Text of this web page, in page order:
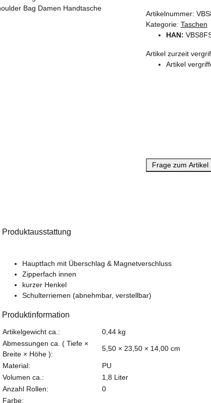
Artikelnummer:
Kategorie: Taschen
HAN:
Artikel zurzeit
Artikel
Frage zum Artikel
Produktausstattung
Hauptfach mit Überschlag & Magnetverschluss
Zipperfach innen
kurzer Henkel
Schulterriemen (abnehmbar, verstellbar)
Produktinformation
Produkteigenschaft
Wert
Artikelgewicht ca.: 0,44 kg
Abmessungen ca. ( Tiefe ×
Breite × Höhe ):
5,50 × 23,50 × 14,00 cm
Material:
PU
Volumen ca.:
1,8 Liter
Anzahl Rollen:
0
Farbe: